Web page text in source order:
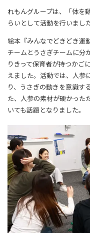
れもんグループは、「体を
らいとして活動を行いました
絵本『みんなでどきどき運
チームとうさぎチームに分
りきって保育者が持つかご
えました。活動では、人参
り、うさぎの動きを意識す
た、人参の素材が硬かった
いても話題となりました。